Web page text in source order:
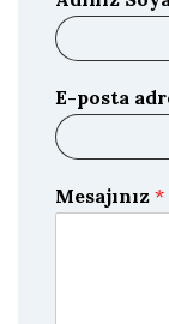
E-posta
-
p
Mesajınız *